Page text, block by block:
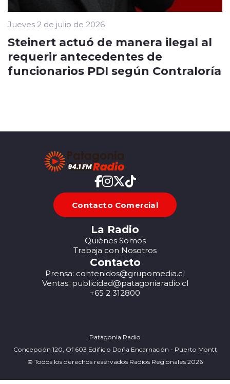
Jueves 2 de julio de 2026
Steinert actuó de manera ilegal al
requerir antecedentes de
funcionarios PDI según Contraloría
Contacto Comercial
La Radio
Quiénes Somos
Trabaja con Nosotros
Contacto
Prensa: contenidos@grupomedia.cl
Ventas: publicidad@patagoniaradio.cl
+65 2 312800
Patagonia Radio
Concepción 120, Of 603 Edificio Doña Encarnación - Puerto Montt
© Todos los derechos reservados Radios Regionales 2026